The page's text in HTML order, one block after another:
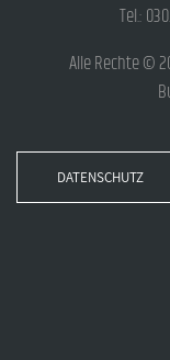
Tel.:
Alle Rechte ©
DATENSCHUTZ